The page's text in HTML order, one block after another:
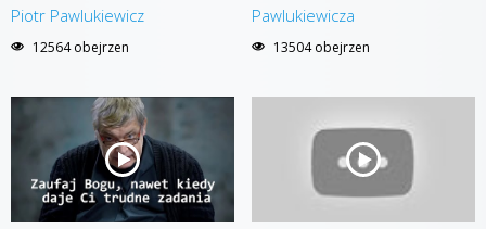
Piotr Pawlukiewicz
12564 obejrzen
Pawlukiewicza
13504 obejrzen